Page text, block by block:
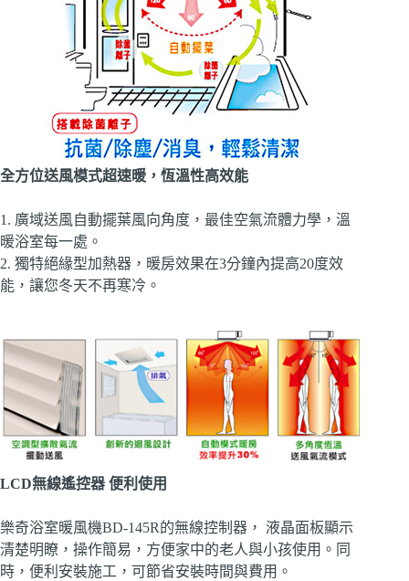
全方位送風模式超速暖，恆溫性高效能
1. 廣域送風自動擺葉風向角度，最佳空氣流體力學，溫
暖浴室每一處。
2. 獨特絕緣型加熱器，暖房效果在3分鐘內提高20度效
能，讓您冬天不再寒冷。
LCD無線遙控器 便利使用
樂奇浴室暖風機BD-145R的無線控制器， 液晶面板顯示
清楚明瞭，操作簡易，方便家中的老人與小孩使用。同
時，便利安裝施工，可節省安裝時間與費用。